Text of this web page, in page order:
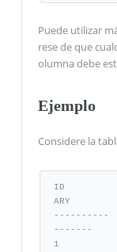
Puede utilizar
rese de que
olumna debe
Ejemplo
Considere la
ID
ARY
----------
-------
1